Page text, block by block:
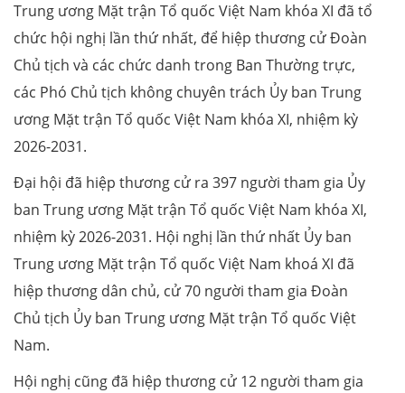
Trung ương Mặt trận Tổ quốc Việt Nam khóa XI đã tổ
chức hội nghị lần thứ nhất, để hiệp thương cử Đoàn
Chủ tịch và các chức danh trong Ban Thường trực,
các Phó Chủ tịch không chuyên trách Ủy ban Trung
ương Mặt trận Tổ quốc Việt Nam khóa XI, nhiệm kỳ
2026-2031.
Đại hội đã hiệp thương cử ra 397 người tham gia Ủy
ban Trung ương Mặt trận Tổ quốc Việt Nam khóa XI,
nhiệm kỳ 2026-2031. Hội nghị lần thứ nhất Ủy ban
Trung ương Mặt trận Tổ quốc Việt Nam khoá XI đã
hiệp thương dân chủ, cử 70 người tham gia Đoàn
Chủ tịch Ủy ban Trung ương Mặt trận Tổ quốc Việt
Nam.
Hội nghị cũng đã hiệp thương cử 12 người tham gia